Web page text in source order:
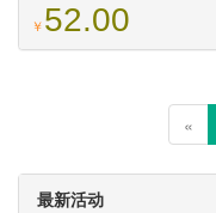
￥52.00
«
最新活动